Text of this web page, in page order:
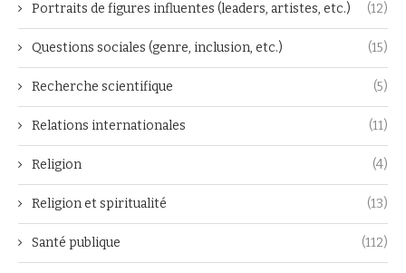
Portraits de figures influentes (leaders, artistes, etc.) (12)
Questions sociales (genre, inclusion, etc.) (15)
Recherche scientifique (5)
Relations internationales (11)
Religion (4)
Religion et spiritualité (13)
Santé publique (112)